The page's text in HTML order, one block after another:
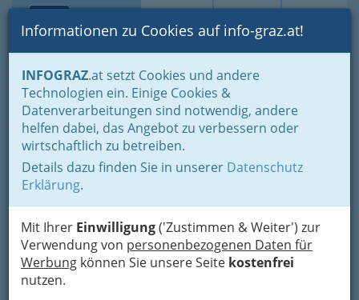
Suche Login Toggle
Informationen zu Cookies auf info-graz.at!
INFOGRAZ.at setzt Cookies und andere
Technologien ein. Einige Cookies &
Datenverarbeitungen sind notwendig, andere
helfen dabei, das Angebot zu verbessern oder
wirtschaftlich zu betreiben.
Details dazu finden Sie in unserer Datenschutz
Erklärung.
Mit Ihrer Einwilligung('Zustimmen & Weiter') zur
Verwendung von personenbezogenen Daten für
Werbung können Sie unsere Seite kostenfrei
nutzen.
Home Lifestyle
Hoamat - Steiermark - unsere Heimat
Steirische Weinstraßen
Rebenland Weinstrasse
Rebenland Weinstraße
Die Rebenland Weinstraße, auch
Klapotetzstrasse
zwischen der Südsteirischen und
der Sausaler Weinstraße. Ihr
Ausgangspunkt ist Arnfels, von wo
sie nach Eichberg- Trautenburg
und weiter zum Karnerberg über